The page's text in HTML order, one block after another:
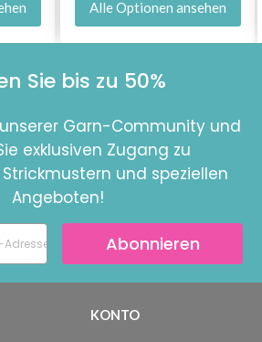
Alle Optionen ansehen
Sie bis zu 50%
Garn-Community und
exklusiven Zugang zu
und speziellen
Angeboten!
Abonnieren
KONTO